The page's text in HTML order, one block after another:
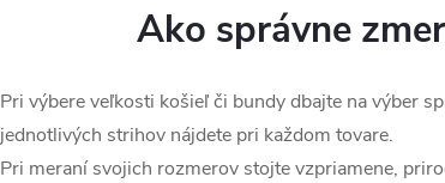
Ako správne
Pri výbere veľkosti košieľ či bundy dbajte na výber
jednotlivých strihov nájdete pri každom tovare.
Pri meraní svojich rozmerov stojte vzpriamene,